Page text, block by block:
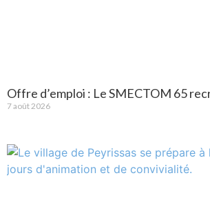
Offre d’emploi : Le SMECTOM 65
7 août 2026